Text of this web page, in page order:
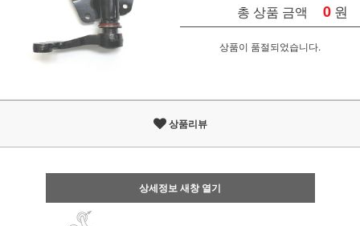
총 상품 금액 0 원
상품이 품절되었습니다.
상품리뷰
상세정보 새창 열기